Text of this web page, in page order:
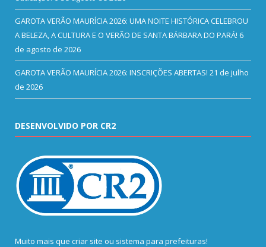
GAROTA VERÃO MAURÍCIA 2026: UMA NOITE HISTÓRICA CELEBROU
A BELEZA, A CULTURA E O VERÃO DE SANTA BÁRBARA DO PARÁ! 6
de agosto de 2026
GAROTA VERÃO MAURÍCIA 2026: INSCRIÇÕES ABERTAS! 21 de julho
de 2026
DESENVOLVIDO POR CR2
Muito mais que criar site ou sistema para prefeituras!